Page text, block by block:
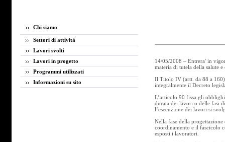
Chi siamo
Settori di attività
Lavori svolti
Lavori in progetto
Programmi utilizzati
Informazioni su sito
14/05/2008 – Entrera' in
materia di tutela della salute
Il Titolo IV (artt. da 88 a 160)
integralmente il Decreto
L’articolo 90 fissa gli
durata dei lavori o delle fasi
l’esecuzione dei lavori si
Nella fase della
coordinamento e il fascicolo
esposti i lavoratori.